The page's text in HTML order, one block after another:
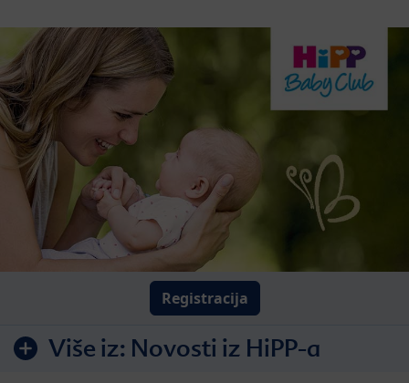
Registracija
Više iz: Novosti iz HiPP-a